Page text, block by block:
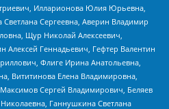
Илларионова Юлия Юрьевна,
Сергеевна, Аверин Владимир
Щур Николай Алексеевич,
Геннадьевич, Гефтер Валентин
Флиге Ирина Анатольевна,
Вититинова Елена Владимировна,
Сергей Владимирович, Беляев
Ганнушкина Светлана